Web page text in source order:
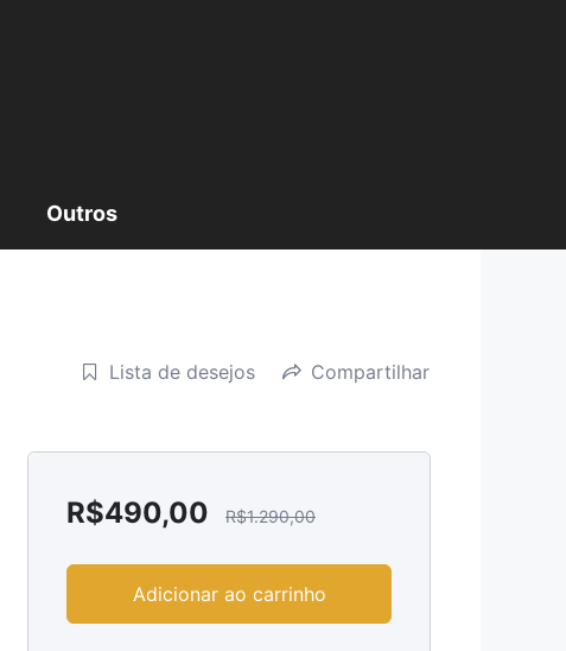
Outros
Lista de desejos Compartilhar
R$490,00 R$1.290,00
Adicionar ao carrinho